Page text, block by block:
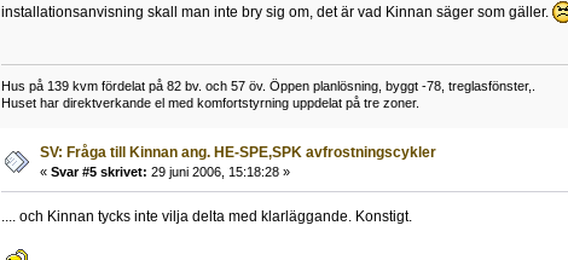
installationsanvisning skall man inte bry sig om, det är vad Kinnan säger som gäller.
Hus på 139 kvm fördelat på 82 bv. och 57 öv. Öppen planlösning, byggt -78, treglasfönster,.
Huset har direktverkande el med komfortstyrning uppdelat på tre zoner.
SV: Fråga till Kinnan ang. HE-SPE,SPK avfrostningscykler
« Svar #5 skrivet: 29 juni 2006, 15:18:28 »
.... och Kinnan tycks inte vilja delta med klarläggande. Konstigt.